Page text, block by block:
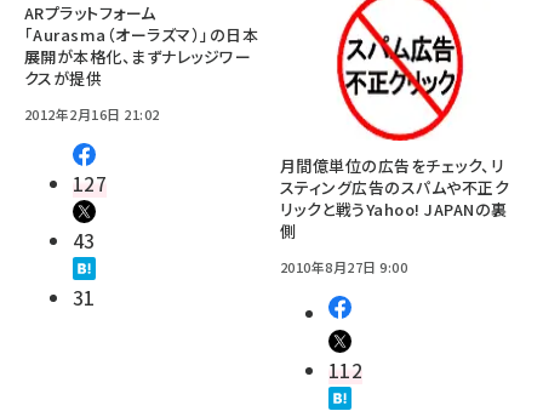
ARプラットフォーム
「Aurasma（オーラズマ）」の日本
展開が本格化、まずナレッジワー
クスが提供
2012年2月16日 21:02
127
43
31
月間億単位の広告をチェック、リ
スティング広告のスパムや不正ク
リックと戦うYahoo! JAPANの裏
側
2010年8月27日 9:00
112